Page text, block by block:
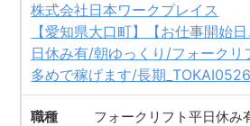
株式会社日本ワークプレイス
【愛知県大口町】【お仕事開始
日休み有/朝ゆっくり/フォークリ
多めで稼げます/長期_TOKAI0526
職種
フォークリフト平日休み